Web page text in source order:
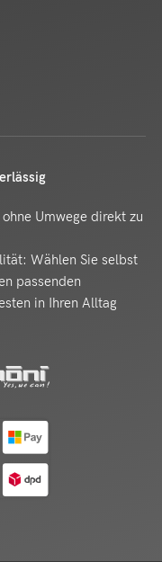
Umwege direkt zu
Wählen Sie selbst
passenden
in Ihren Alltag